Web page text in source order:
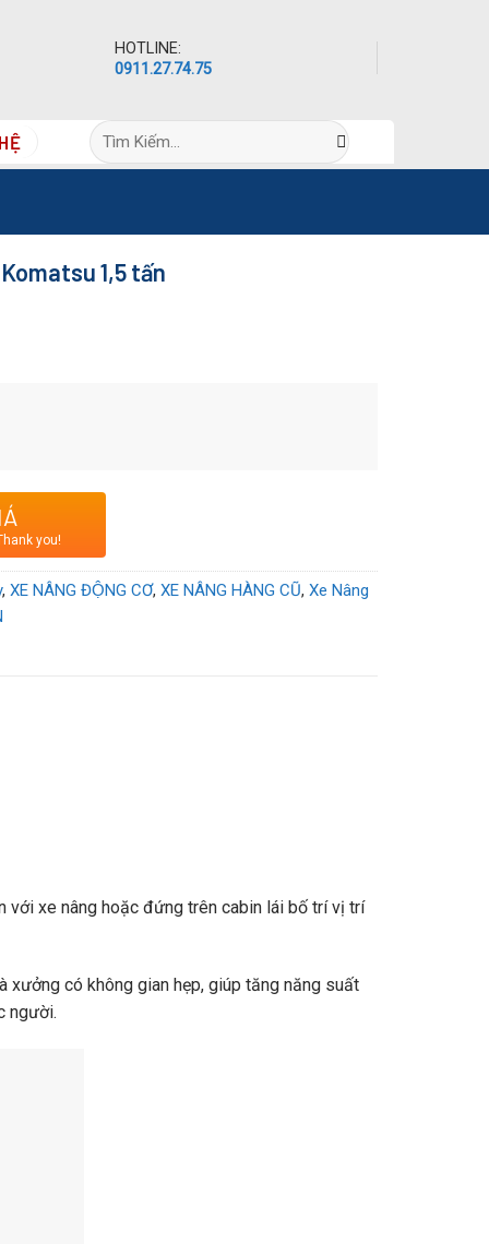
HOTLINE:
0911.27.74.75
Tìm
kiếm:
1,5 tấn
you!
, XE NÂNG ĐỘNG CƠ, XE NÂNG HÀNG CŨ, Xe Nâng
với xe nâng hoặc đứng trên cabin lái bố trí vị trí
xưởng có không gian hẹp, giúp tăng năng suất
người.